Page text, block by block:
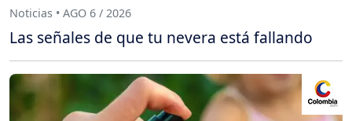
Noticias • AGO 6 / 2026
Las señales de que tu nevera está fallando